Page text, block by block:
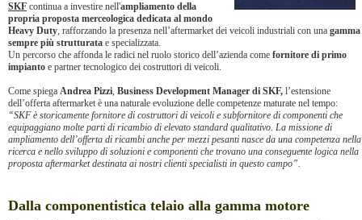
SKF continua a investire nell'ampliamento della
propria proposta merceologica dedicata al mondo
Heavy Duty, rafforzando la presenza nell’aftermarket dei veicoli industriali con una gamma
sempre più strutturata e specializzata.
Un percorso che affonda le radici nel ruolo storico dell’azienda come fornitore di primo
impianto e partner tecnologico dei costruttori di veicoli.
Come spiega Andrea Pizzi, Business Development Manager di SKF, l’estensione
dell’offerta aftermarket è una naturale evoluzione delle competenze maturate nel tempo:
“SKF è storicamente fornitore di costruttori di veicoli e subfornitore di componenti che
equipaggiano molte parti di ricambio di elevato standard qualitativo. La missione di
ampliamento dell’offerta di ricambi anche per mezzi pesanti nasce da una competenza nella
ricerca e nello sviluppo di soluzioni e componenti che trovano una conseguente logica nella
proposta aftermarket destinata ai nostri clienti specialisti in questo campo”.
Dalla componentistica telaio alla gamma motore